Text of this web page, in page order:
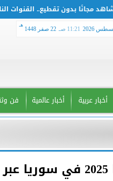
بدون تقطيع.. القنوات
11:21 صـ 22 صفر 1448
هـ
أخبار عربية أخبار عالمية فن
استعلم من هنا.. رابط نتائج البكالوريا